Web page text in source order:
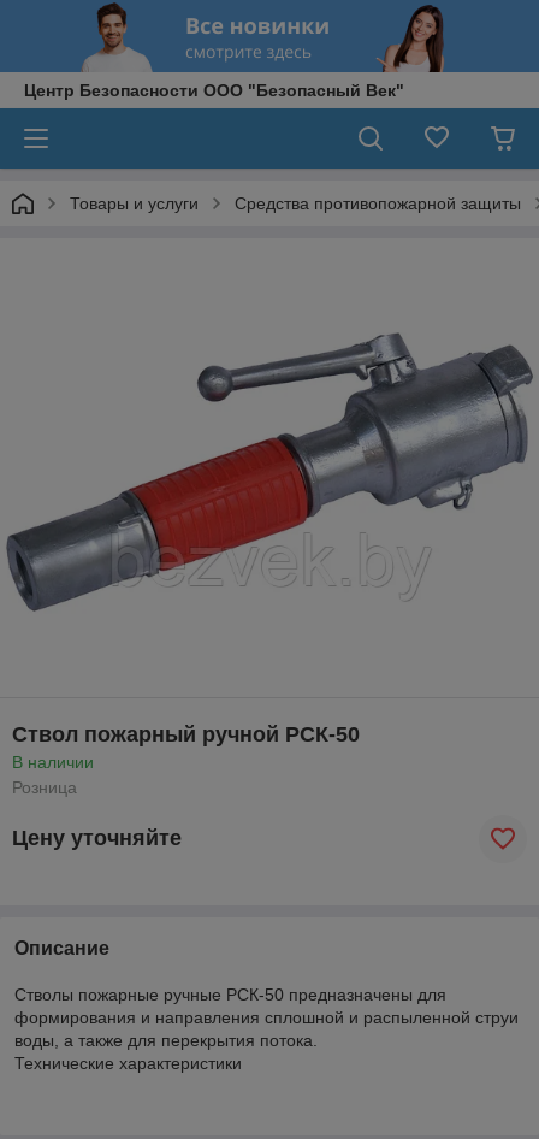
Центр Безопасности ООО "Безопасный Век"
Товары и услуги Средства противопожарной защиты
Ствол пожарный ручной РСК-50
В наличии
Розница
Цену уточняйте
Описание
Стволы пожарные ручные РСК-50 предназначены для
формирования и направления сплошной и распыленной струи
воды, а также для перекрытия потока.
Технические характеристики